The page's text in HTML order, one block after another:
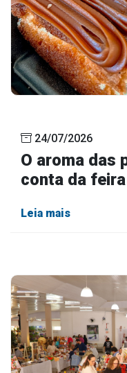
24/07/2026
O aroma das
conta da feira
Leia mais